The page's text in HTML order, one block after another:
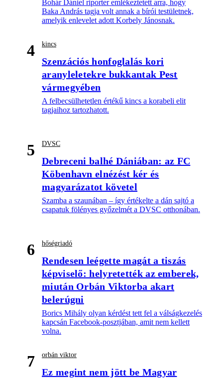
Bohár Dániel riporter emlékeztetett arra, hogy
Baka András tagja volt annak a bírói testületnek,
amelyik enlevelet adott Korbely Jánosnak.
4 kincs
Szenzációs honfoglalás kori
aranyleletekre bukkantak Pest
vármegyében
A felbecsülhetetlen értékű kincs a korabeli elit
tagjaihoz tartozhatott.
5 DVSC
Debreceni balhé Dániában: az FC
Köbenhavn elnézést kér és
magyarázatot követel
Szamba a szaunában – így értékelte a dán sajtó a
csapatuk fölényes győzelmét a DVSC otthonában.
6 hőségriadó
Rendesen leégette magát a tiszás
képviselő: helyretették az emberek,
miután Orbán Viktorba akart
belerúgni
Borics Mihály olyan kérdést tett fel a válságkezelés
kapcsán Facebook-posztjában, amit nem kellett
volna.
7 orbán viktor
Ez megint nem jött be Magyar